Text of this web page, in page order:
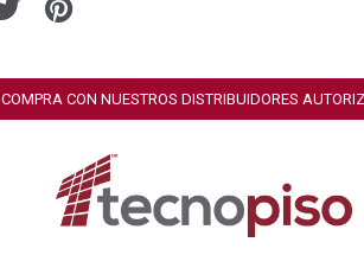
COMPRA CON NUESTROS DISTRIBUIDORES